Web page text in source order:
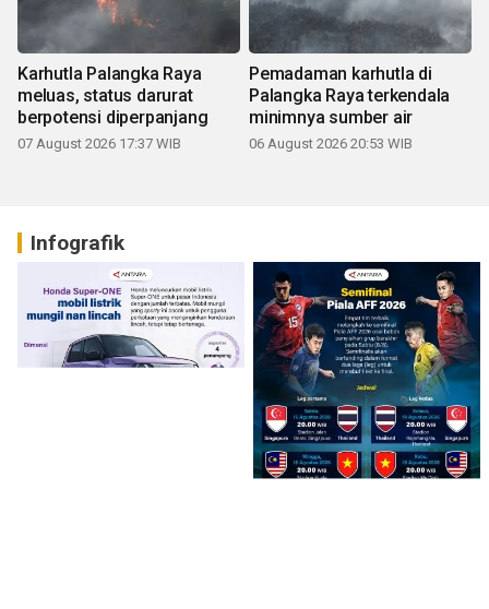
Karhutla Palangka Raya
meluas, status darurat
berpotensi diperpanjang
07 August 2026 17:37 WIB
Pemadaman karhutla di
Palangka Raya terkendala
minimnya sumber air
06 August 2026 20:53 WIB
Infografik